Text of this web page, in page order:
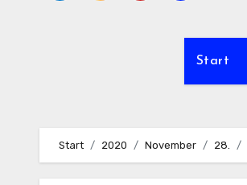
Start
Start 2020 November 28.